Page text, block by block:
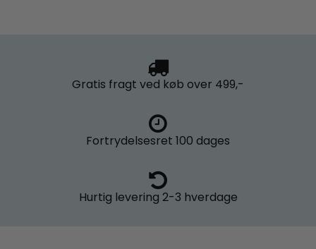
Gratis fragt ved køb over 499,-
Fortrydelsesret 100 dages
Hurtig levering 2-3 hverdage